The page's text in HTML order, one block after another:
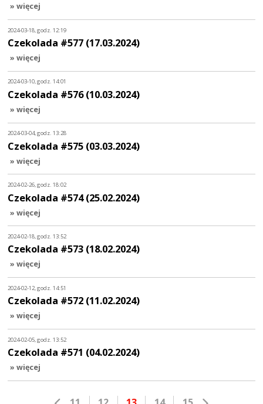
» więcej
2024-03-18, godz. 12:19
Czekolada #577 (17.03.2024)
» więcej
2024-03-10, godz. 14:01
Czekolada #576 (10.03.2024)
» więcej
2024-03-04, godz. 13:28
Czekolada #575 (03.03.2024)
» więcej
2024-02-26, godz. 18:02
Czekolada #574 (25.02.2024)
» więcej
2024-02-18, godz. 13:52
Czekolada #573 (18.02.2024)
» więcej
2024-02-12, godz. 14:51
Czekolada #572 (11.02.2024)
» więcej
2024-02-05, godz. 13:52
Czekolada #571 (04.02.2024)
» więcej